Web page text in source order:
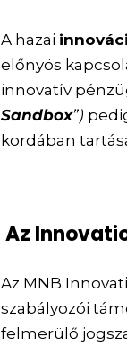
A hazai
előnyös
innovatív
Sandbox”)
kordában
Az
Az MNB
szabályozói
felmerülő